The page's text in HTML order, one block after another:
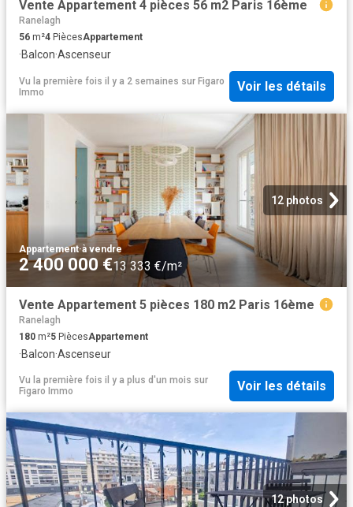
Vente Appartement 4 pièces 56 m2 Paris 16ème
Ranelagh
56 m²4 PiècesAppartement
·Balcon·Ascenseur
Vu la première fois il y a 2 semaines sur Figaro
Immo
Voir les détails
12 photos
Appartement·à vendre
2 400 000 €13 333 €/m²
Vente Appartement 5 pièces 180 m2 Paris 16ème
Ranelagh
180 m²5 PiècesAppartement
·Balcon·Ascenseur
Vu la première fois il y a plus d'un mois sur
Figaro Immo
Voir les détails
12 photos